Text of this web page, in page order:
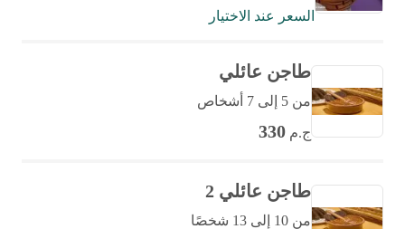
السعر عند الاختيار
طاجن عائلي
من 5 إلى 7 أشخاص
ج.م 330
طاجن عائلي 2
من 10 إلى 13 شخصًا